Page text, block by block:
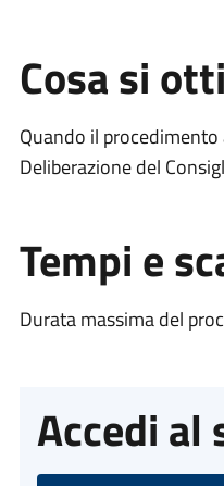
Cosa si
Quando il
Deliberazione del
Tempi e
Durata massima del
Accedi al